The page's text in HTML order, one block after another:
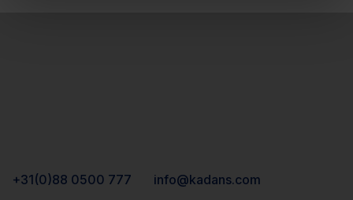
+31(0)88 0500 777 info@kadans.com